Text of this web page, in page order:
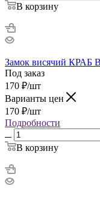
В корзину
Замок висячий КРАБ
Под заказ
170 ₽/шт
Варианты цен
170 ₽/шт
Подробности
В корзину